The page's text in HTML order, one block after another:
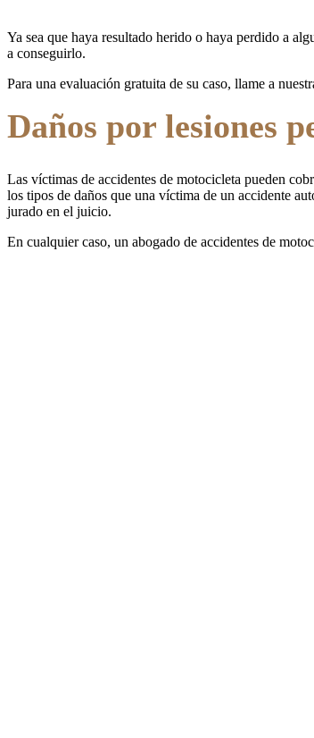
Ya sea que haya resultado herido o haya perdido a
a conseguirlo.
Para una evaluación gratuita de su caso, llame a
Daños por lesiones
Las víctimas de accidentes de motocicleta pueden
los tipos de daños que una víctima de un accidente
jurado en el juicio.
En cualquier caso, un abogado de accidentes de